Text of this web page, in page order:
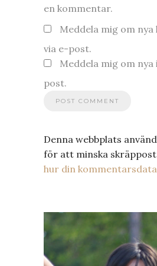
en kommentar.
Meddela mig om
via e-post.
Meddela mig om nya
post.
Denna webbplats
för att minska
hur din